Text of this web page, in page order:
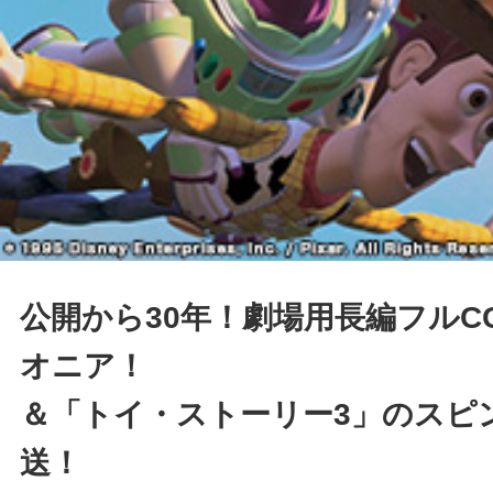
公開から30年！劇場用長編フル
オニア！
＆「トイ・ストーリー3」のスピ
送！